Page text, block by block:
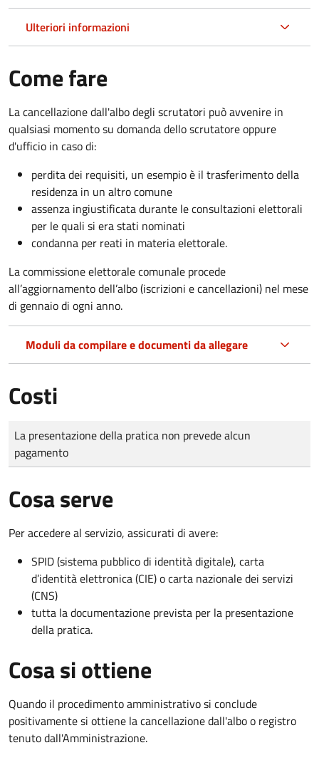
Ulteriori informazioni
Come fare
La cancellazione dall'albo degli scrutatori può avvenire in
qualsiasi momento su domanda dello scrutatore oppure
d'ufficio in caso di:
perdita dei requisiti, un esempio è il trasferimento della
residenza in un altro comune
assenza ingiustificata durante le consultazioni elettorali
per le quali si era stati nominati
condanna per reati in materia elettorale.
La commissione elettorale comunale procede
all’aggiornamento dell’albo (iscrizioni e cancellazioni) nel mese
di gennaio di ogni anno.
Moduli da compilare e documenti da allegare
Costi
Tipo di pagamento
Importo
La presentazione della pratica non prevede alcun
pagamento
Cosa serve
Per accedere al servizio, assicurati di avere:
SPID (sistema pubblico di identità digitale), carta
d’identità elettronica (CIE) o carta nazionale dei servizi
(CNS)
tutta la documentazione prevista per la presentazione
della pratica.
Cosa si ottiene
Quando il procedimento amministrativo si conclude
positivamente si ottiene la cancellazione dall'albo o registro
tenuto dall'Amministrazione.